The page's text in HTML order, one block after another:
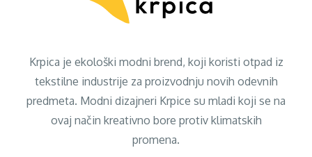
Krpica je ekološki modni brend, koji koristi otpad iz
tekstilne industrije za proizvodnju novih odevnih
predmeta. Modni dizajneri Krpice su mladi koji se na
ovaj način kreativno bore protiv klimatskih
promena.